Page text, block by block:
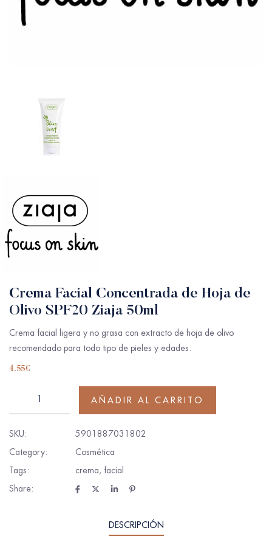
Crema Facial Concentrada de Hoja de
Olivo SPF20 Ziaja 50ml
Crema facial ligera y no grasa con extracto de hoja de olivo
recomendado para todo tipo de pieles y edades.
4.55€
AÑADIR AL CARRITO
SKU:
5901887031802
Category:
Cosmética
Tags:
crema, facial
Share:
DESCRIPCIÓN